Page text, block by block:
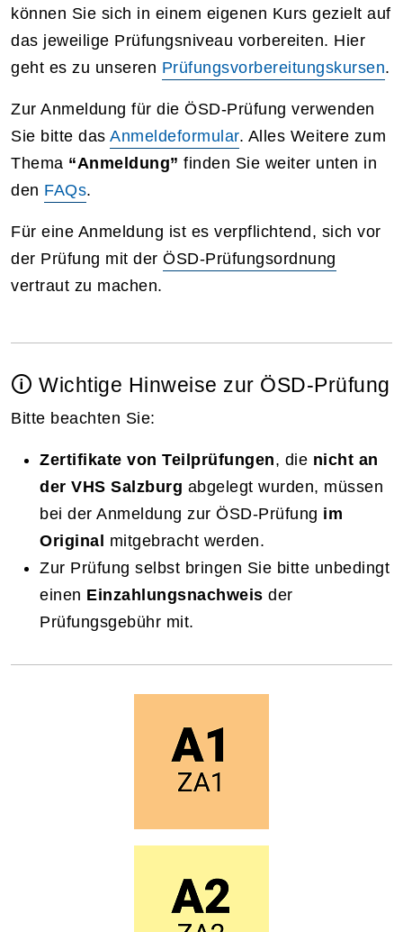
können Sie sich in einem eigenen Kurs gezielt auf
das jeweilige Prüfungsniveau vorbereiten. Hier
geht es zu unseren Prüfungsvorbereitungskursen.
Zur Anmeldung für die ÖSD-Prüfung verwenden
Sie bitte das Anmeldeformular. Alles Weitere zum
Thema “Anmeldung” finden Sie weiter unten in
den FAQs.
Für eine Anmeldung ist es verpflichtend, sich vor
der Prüfung mit der ÖSD-Prüfungsordnung
vertraut zu machen.
🛈 Wichtige Hinweise zur ÖSD-Prüfung
Bitte beachten Sie:
Zertifikate von Teilprüfungen, die nicht an
der VHS Salzburg abgelegt wurden, müssen
bei der Anmeldung zur ÖSD-Prüfung im
Original mitgebracht werden.
Zur Prüfung selbst bringen Sie bitte unbedingt
einen Einzahlungsnachweis der
Prüfungsgebühr mit.